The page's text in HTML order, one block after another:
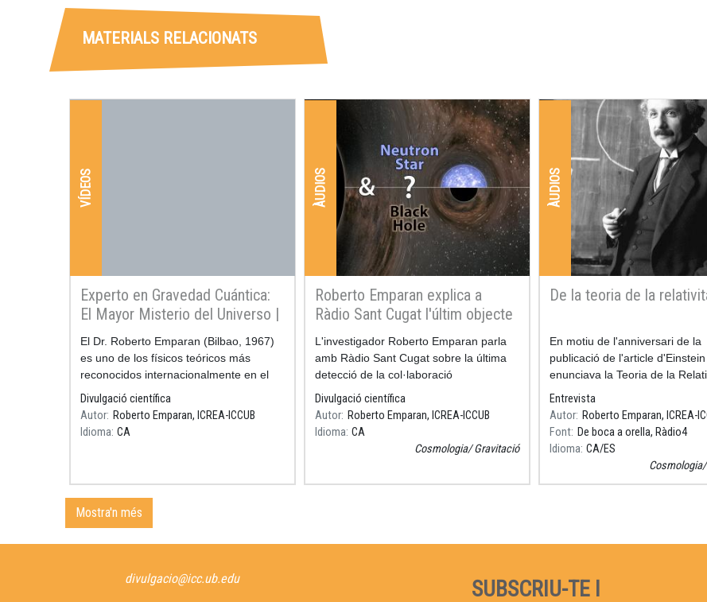
MATERIALS RELACIONATS
VÍDEOS
Experto en Gravedad Cuántica:
El Mayor Misterio del Universo |
Dr. Roberto Emparan
Resum
El Dr. Roberto Emparan (Bilbao, 1967)
es uno de los físicos teóricos más
reconocidos internacionalmente en el
campo de la gravedad, los agujeros
negros y la teoría de supercuerdas.
Divulgació científica
Autor Roberto Emparan, ICREA-ICCUB
Idioma CA
ÀUDIOS
Roberto Emparan explica a
Ràdio Sant Cugat l'últim objecte
detectat per LIGO/Virgo
Resum
L'investigador Roberto Emparan parla
amb Ràdio Sant Cugat sobre la última
detecció de la col·laboració
internacional LIGO/Virgo, publicat a
finals del mes de juny.
Divulgació científica
Autor Roberto Emparan, ICREA-ICCUB
Idioma CA
Cosmologia Gravitació
ÀUDIOS
De la teoria de la
Resum
En motiu de l'anniversari de la
publicació de l'article
enunciava la Teoria de la
de desembre de 2015.
3a hora del programa, minut 3
Entrevista
Autor Roberto Emparan, ICREA-
Font De boca a orella, Ràdio4
Idioma CA ES
Cosmologia
Mostra'n més
divulgacio@icc.ub.edu SUBSCRIU-TE I